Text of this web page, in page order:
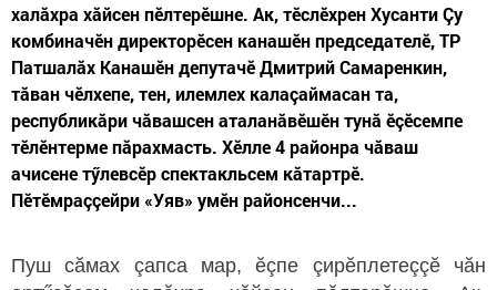
халăхра хăйсен пӗлтерӗшне. Ак, тӗслӗхрен Хусанти Çу
комбиначӗн директорӗсен канашӗн председателӗ, ТР
Патшалăх Канашӗн депутачӗ Дмитрий Самаренкин,
тăван чӗлхепе, тен, илемлех калаçаймасан та,
республикăри чăвашсен аталанăвӗшӗн тунă ӗçӗсемпе
тӗлӗнтерме пăрахмасть. Хӗлле 4 районра чăваш
ачисене тӳлевсӗр спектакльсем кăтартрӗ.
Пӗтӗмраççейри «Уяв» умӗн районсенчи...
Пуш сăмах çапса мар, ӗçпе çирӗплетеççӗ чăн